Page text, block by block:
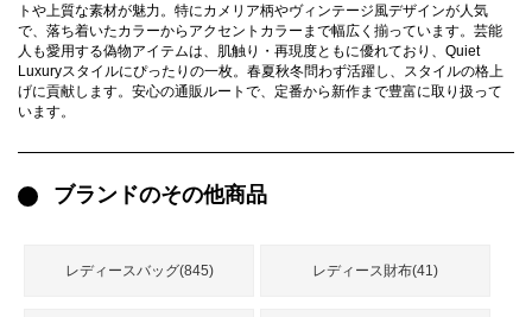
録
ー
管
ら
せ
2026人気特集
バッグ
財布
時計
服
ズボン
衣装セット
靴
住まい用品
アクセサリー
ベルト
スカーフ
アイフォーンケ
ース
小物
トや上質な素材が魅力。特にカメリア柄やヴィンテージ風デザインが人気
で、落ち着いたカラーからアクセントカラーまで幅広く揃っています。芸能
人も愛用する偽物アイテムは、肌触り・再現度ともに優れており、Quiet
Luxuryスタイルにぴったりの一枚。春夏秋冬問わず活躍し、スタイルの格上
げに貢献します。安心の通販ルートで、定番から新作まで豊富に取り扱って
います。
ブランドのその他商品
レディースバッグ(845) レディース財布(41)